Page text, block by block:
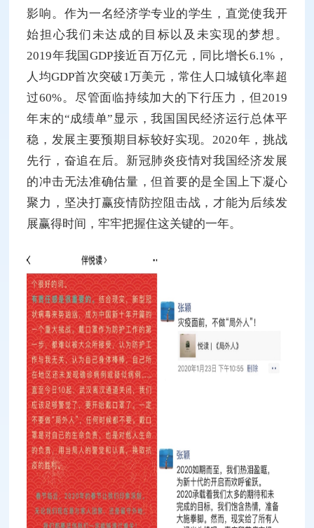
影响。作为一名经济学专业的学生，直觉使我开
始担心我们未达成的目标以及未实现的梦想。
2019年我国GDP接近百万亿元，同比增长6.1%，
人均GDP首次突破1万美元，常住人口城镇化率超
过60%。尽管面临持续加大的下行压力，但2019
年末的“成绩单”显示，我国国民经济运行总体平
稳，发展主要预期目标较好实现。2020年，挑战
先行，奋追在后。新冠肺炎疫情对我国经济发展
的冲击无法准确估量，但首要的是全国上下凝心
聚力，坚决打赢疫情防控阻击战，才能为后续发
展赢得时间，牢牢把握住这关键的一年。